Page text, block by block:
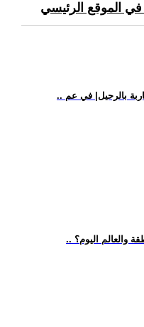
الموقع الرئيسي
بالرحيل| في عم
والعالم اليوم؟